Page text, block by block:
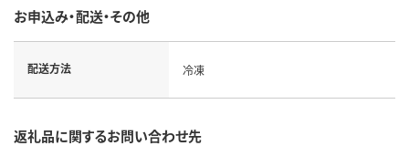
お申込み・配送・その他
配送方法 冷凍
返礼品に関するお問い合わせ先